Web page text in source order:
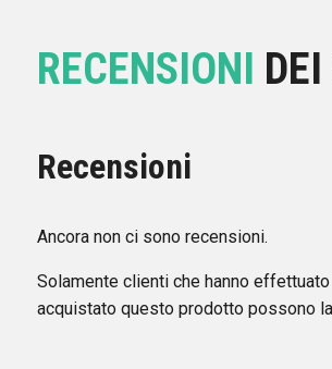
RECENSIONI
Recensioni
Ancora non ci sono recensioni.
Solamente clienti che hanno
acquistato questo prodotto possono